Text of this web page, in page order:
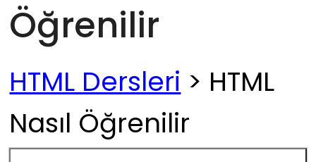
Öğrenilir
HTML Dersleri > HTML
Nasıl Öğrenilir